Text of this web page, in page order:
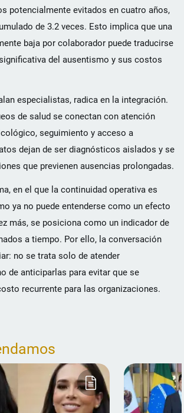
potencialmente evitados en cuatro años,
de 3.2 veces. Esto implica que una
baja por colaborador puede traducirse
del ausentismo y sus costos
especialistas, radica en la integración.
de salud se conectan con atención
seguimiento y acceso a
dejan de ser diagnósticos aislados y se
que previenen ausencias prolongadas.
en el que la continuidad operativa es
ya no puede entenderse como un efecto
más, se posiciona como un indicador de
a tiempo. Por ello, la conversación
no se trata solo de atender
de anticiparlas para evitar que se
recurrente para las organizaciones.